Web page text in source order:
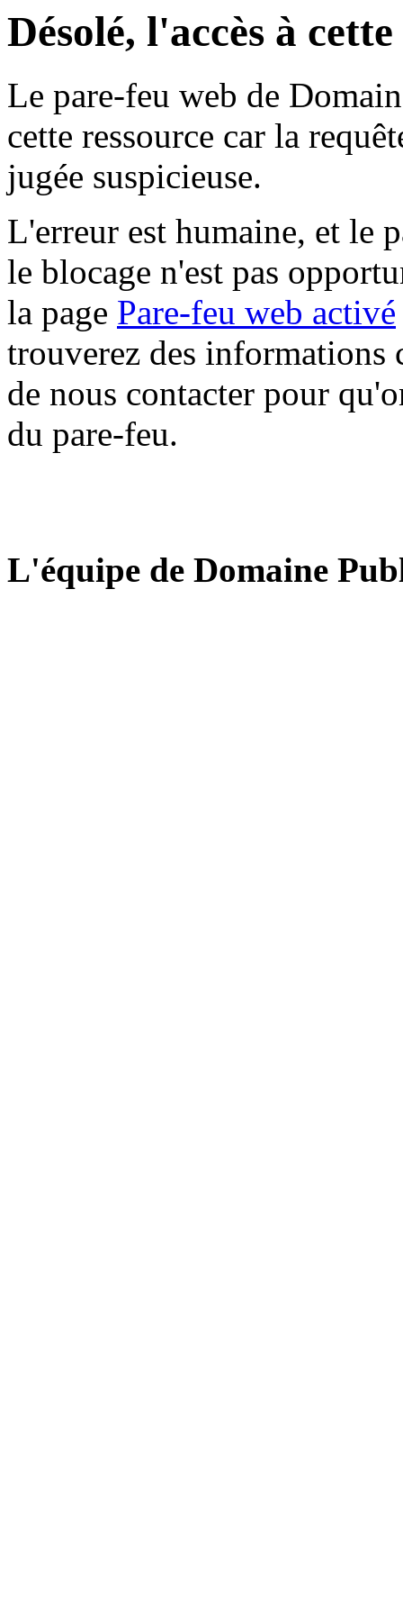
Désolé, l'accès à
Le pare-feu web de
cette ressource car la
jugée suspicieuse.
L'erreur est humaine, et le
le blocage n'est pas
la page Pare-feu web activé
trouverez des informations
de nous contacter pour
du pare-feu.
L'équipe de Domaine